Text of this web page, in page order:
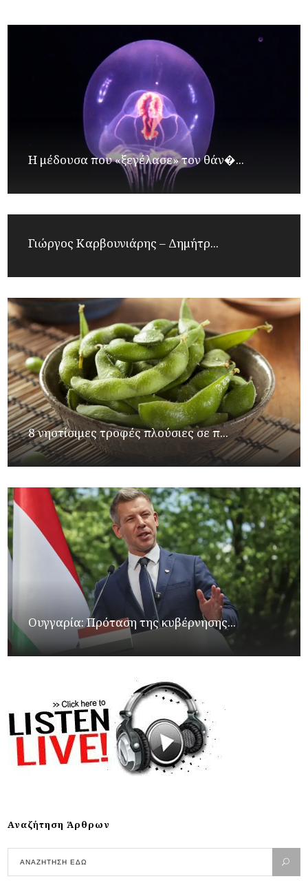
Η μέδουσα που «ξεγέλασε» τον θάν�...
Γιώργος Καρβουνιάρης – Δημήτρ...
8 νηστίσιμες τροφές πλούσιες σε π...
Ουγγαρία: Πρόταση της κυβέρνησης...
Αναζήτηση Άρθρων